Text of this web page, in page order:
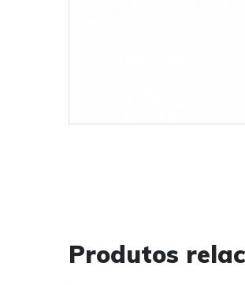
Produtos